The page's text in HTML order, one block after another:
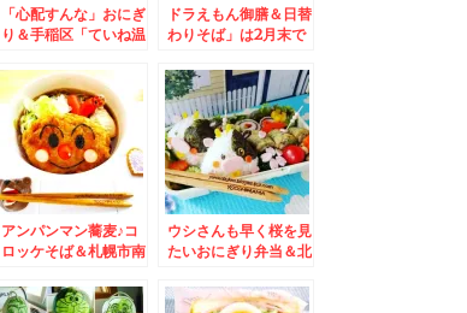
「心配すんな」おにぎ
り＆手稲区「ていね温
だけ利用もできます＾
＾「ちくわ天蕎麦」(*
´艸`*)うまっ
ドラえもん御膳＆日替
わりそば」は2月末で
う「ごまそば遊鶴」さ
ん
アンパンマン蕎麦♪コ
ロッケそば＆札幌市南
漁火」コープソシア店
ウシさんも早く桜を見
たいおにぎり弁当＆北
ン一つ星連続受賞「う